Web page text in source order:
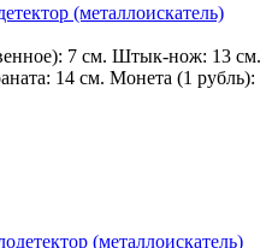
(металлоискатель)
7 см. Штык-нож: 13 см.
14 см. Монета (1 рубль):